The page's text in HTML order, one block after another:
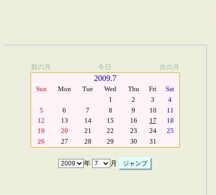
前の月 今日 次の月
2009.7
Sun Mon Tue Wed Thu Fri
Sat
1
2 3
4
5
6 7 8 9 10
11
12
13 14 15 16 17
18
19
20 21 22 23 24
25
26
27 28 29 30 31
年 月